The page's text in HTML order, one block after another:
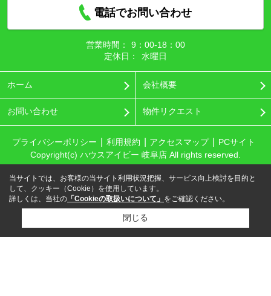
電話でお問い合わせ
営業時間：
9：00‐18：00
定休日：
水曜日
ホーム 会社概要
お問い合わせ 物件リクエスト
プライバシーポリシー 利用規約 アクセスマップ
PCサイト
Copyright(c) ハウスアイビー 岐阜店 All rights reserved.
当サイトでは、お客様の当サイト利用状況把握、サービス向上検討を目的と
して、クッキー（Cookie）を使用しています。
詳しくは、当社の 「Cookieの取扱いについて」 をご確認ください。
閉じる